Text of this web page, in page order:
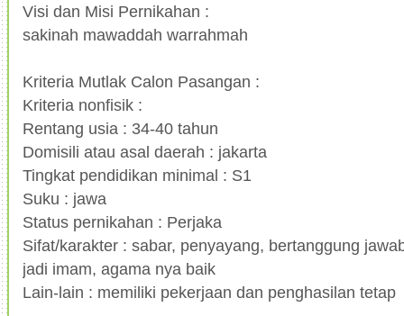
Visi dan Misi Pernikahan :
sakinah mawaddah warrahmah
Kriteria Mutlak Calon Pasangan :
Kriteria nonfisik :
Rentang usia : 34-40 tahun
Domisili atau asal daerah : jakarta
Tingkat pendidikan minimal : S1
Suku : jawa
Status pernikahan : Perjaka
Sifat/karakter : sabar, penyayang, bertanggung
jadi imam, agama nya baik
Lain-lain : memiliki pekerjaan dan penghasilan tetap